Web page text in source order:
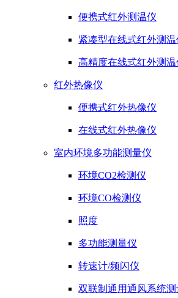
便携式红外测温仪
紧凑型在线式红外测温
高精度在线式红外测温
红外热像仪
便携式红外热像仪
在线式红外热像仪
室内环境多功能测量仪
环境CO2检测仪
环境CO检测仪
照度
多功能测量仪
转速计/频闪仪
双联制通用通风系统测